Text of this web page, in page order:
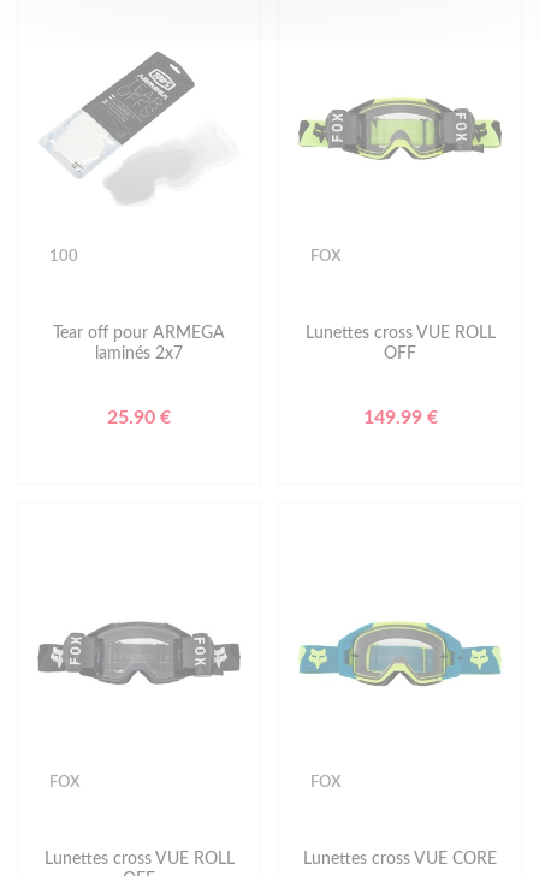
100
Tear off pour ARMEGA
laminés 2x7
25.90 €
FOX
Lunettes cross VUE ROLL
OFF
149.99 €
FOX
Lunettes cross VUE ROLL
FOX
Lunettes cross VUE CORE